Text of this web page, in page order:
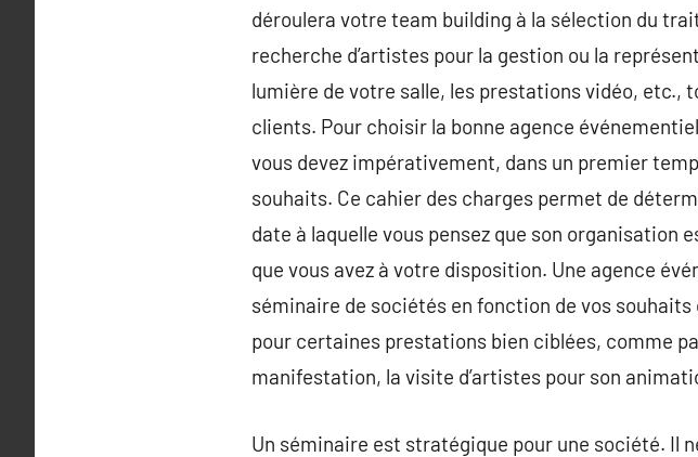
déroulera votre team building à la sélection du
recherche d’artistes pour la gestion ou la
lumière de votre salle, les prestations vidéo, etc.,
clients. Pour choisir la bonne agence
vous devez impérativement, dans un premier
souhaits. Ce cahier des charges permet de
date à laquelle vous pensez que son organisation
que vous avez à votre disposition. Une agence
séminaire de sociétés en fonction de vos
pour certaines prestations bien ciblées, comme
manifestation, la visite d’artistes pour son
Un séminaire est stratégique pour une société. Il